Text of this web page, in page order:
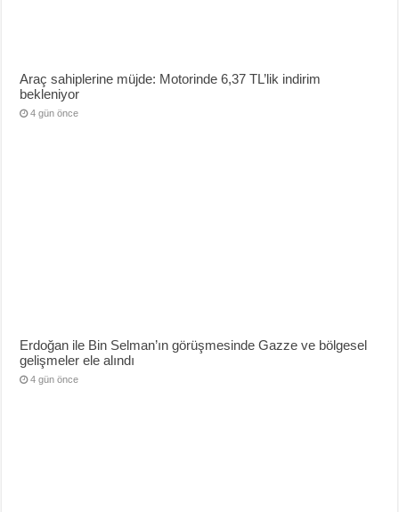
Araç sahiplerine müjde: Motorinde 6,37 TL’lik indirim
bekleniyor
4 gün önce
Erdoğan ile Bin Selman’ın görüşmesinde Gazze ve bölgesel
gelişmeler ele alındı
4 gün önce